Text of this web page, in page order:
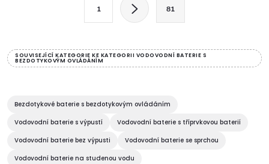
d
a
c
p
á
n
o
v
á
n
1 81
SOUVISEJÍCÍ KATEGORIE KE KATEGORII VODOVODNÍ BATERIE S
BEZDOTYKOVÝM OVLÁDÁNÍM
Bezdotykové baterie s bezdotykovým ovládáním
Vodovodní baterie s výpustí
Vodovodní baterie s tříprvkovou baterií
Vodovodní baterie bez výpusti
Vodovodní baterie se sprchou
Vodovodní baterie na studenou vodu